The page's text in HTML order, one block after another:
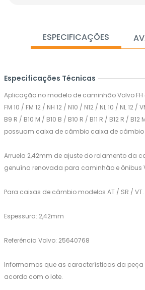
ESPECIFICAÇÕES
Especificações Técnicas
Aplicação no modelo de caminhão Volvo FH
FM 10 / FM 12 / NH 12 / N10 / N12 / NL 10 / NL 12
B9 R / B10 M / B10 B / B10 R / B11 R / B12 R / B12
possuam caixa de câmbio caixa de câmbio
Arruela 2,42mm de ajuste do rolamento da
genuína renovada para caminhão e ônibus
Para caixas de câmbio modelos AT / SR / VT.
Espessura: 2,42mm
Referência Volvo: 25640768
Informamos que as características da
acordo com o lote.